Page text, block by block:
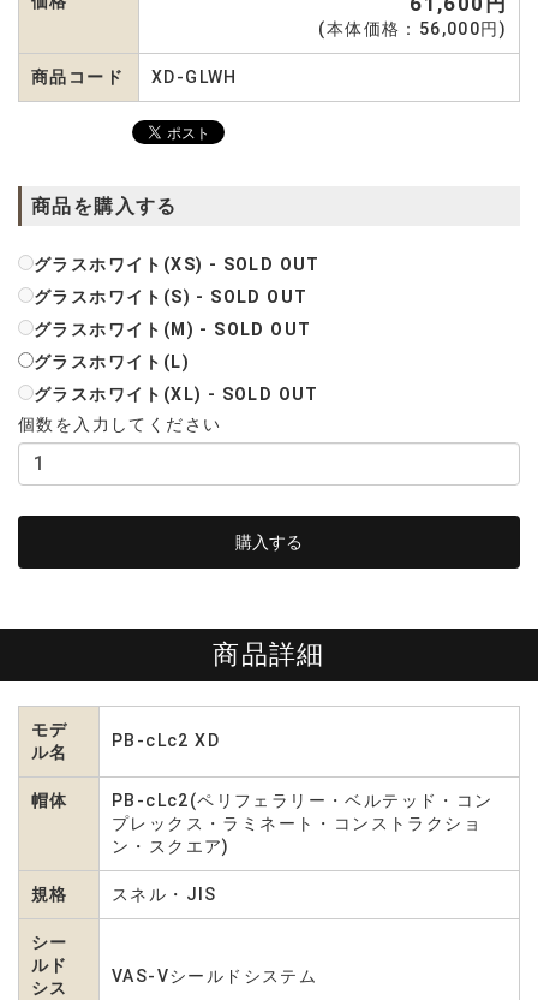
(本体価格：56,000円)
商品コード XD-GLWH
商品を購入する
グラスホワイト(XS) - SOLD OUT
グラスホワイト(S) - SOLD OUT
グラスホワイト(M) - SOLD OUT
グラスホワイト(L)
グラスホワイト(XL) - SOLD OUT
個数を入力してください
商品詳細
モデ
ル名
PB-cLc2 XD
帽体
PB-cLc2(ペリフェラリー・ベルテッド・コン
プレックス・ラミネート・コンストラクショ
ン・スクエア)
規格 スネル・JIS
シー
ルド
シス
VAS-Vシールドシステム